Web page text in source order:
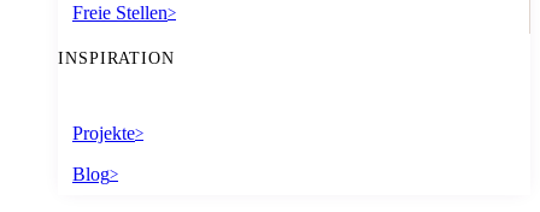
Freie Stellen>
INSPIRATION
Projekte>
Blog>